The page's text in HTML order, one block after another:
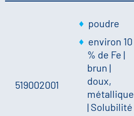
519002001
poudre
environ 10
% de Fe |
brun |
doux,
métallique
| Solubilité